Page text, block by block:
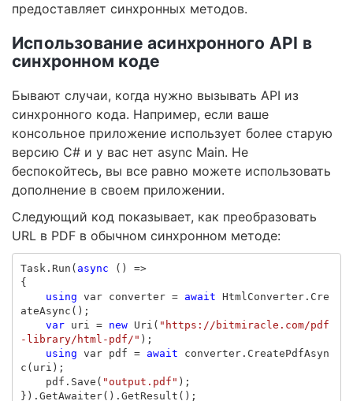
предоставляет синхронных методов.
Использование асинхронного API в
синхронном коде
Бывают случаи, когда нужно вызывать API из
синхронного кода. Например, если ваше
консольное приложение использует более старую
версию C# и у вас нет async Main. Не
беспокойтесь, вы все равно можете использовать
дополнение в своем приложении.
Следующий код показывает, как преобразовать
URL в PDF в обычном синхронном методе:
Task . Run ( async ()
=>
{
using var converter = await HtmlConverter. Cre
ateAsync ();
var
uri = new Uri ( "https://bitmiracle.com/pdf
-library/html-pdf/" );
using var pdf = await converter. CreatePdfAsyn
c ( uri );
pdf . Save ( "output.pdf" );
}). GetAwaiter(). GetResult ();